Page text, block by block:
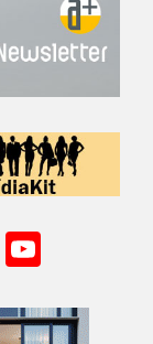
Tumblr